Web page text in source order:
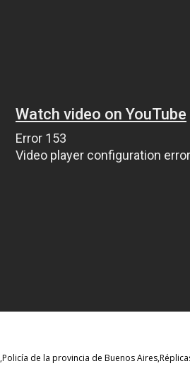
Policía de la provincia de Buenos Aires